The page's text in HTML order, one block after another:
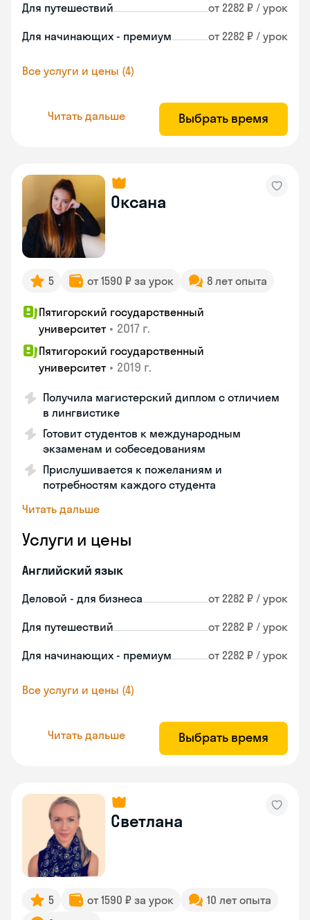
Для путешествий от 2282 ₽ / урок
Для начинающих - премиум от 2282 ₽ / урок
Все услуги и цены (4)
Читать дальше Выбрать время
Оксана
5 от 1590 ₽ за урок 8 лет опыта
Пятигорский государственный
университет • 2017 г.
Пятигорский государственный
университет • 2019 г.
Получила магистерский диплом с отличием
в лингвистике
Готовит студентов к международным
экзаменам и собеседованиям
Прислушивается к пожеланиям и
потребностям каждого студента
Читать дальше
Услуги и цены
Английский язык
Деловой - для бизнеса от 2282 ₽ / урок
Для путешествий от 2282 ₽ / урок
Для начинающих - премиум от 2282 ₽ / урок
Все услуги и цены (4)
Читать дальше Выбрать время
Светлана
5 от 1590 ₽ за урок
10 лет опыта